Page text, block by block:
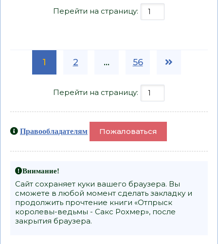
Перейти на страницу:
1 2 ... 56
Перейти на страницу:
Правообладателям Пожаловаться
Внимание!
Сайт сохраняет куки вашего браузера. Вы
сможете в любой момент сделать закладку и
продолжить прочтение книги «Отпрыск
королевы-ведьмы - Сакс Рохмер», после
закрытия браузера.